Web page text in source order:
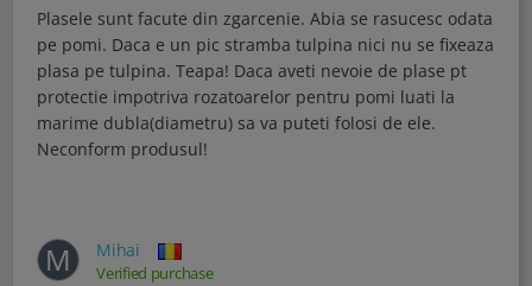
Plasele sunt facute din zgarcenie. Abia se rasucesc odata
pe pomi. Daca e un pic stramba tulpina nici nu se fixeaza
plasa pe tulpina. Teapa! Daca aveti nevoie de plase pt
protectie impotriva rozatoarelor pentru pomi luati la
marime dubla(diametru) sa va puteti folosi de ele.
Neconform produsul!
M Mihai
Verified purchase